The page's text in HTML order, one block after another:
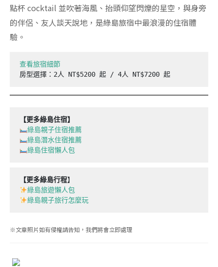
點杯 cocktail 並吹著海風、抬頭仰望閃爍的星空，與身旁
的伴侶、友人談天說地，是綠島旅宿中最浪漫的住宿體
驗。
查看旅宿細節
房型選擇：2人 NT$5200 起 / 4人 NT$7200 起
【更多綠島住宿】
綠島親子住宿推薦
綠島潛水住宿推薦
綠島住宿懶人包
【更多綠島行程
綠島旅遊懶人包
綠島親子旅行怎麼玩
※文章照片如有侵權請告知，我們將會立即處理